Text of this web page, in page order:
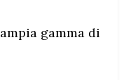
gamma di